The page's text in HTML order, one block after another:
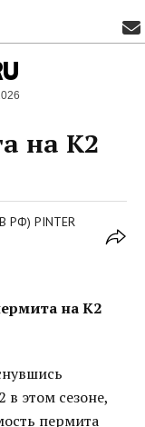
на К2
РФ) PINTER
на К2
в этом сезоне,
пермита